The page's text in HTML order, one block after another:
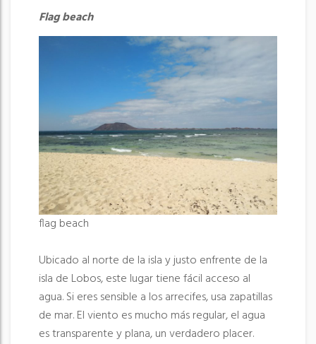
Flag beach
flag beach
Ubicado al norte de la isla y justo enfrente de la
isla de Lobos, este lugar tiene fácil acceso al
agua. Si eres sensible a los arrecifes, usa zapatillas
de mar. El viento es mucho más regular, el agua
es transparente y plana, un verdadero placer.